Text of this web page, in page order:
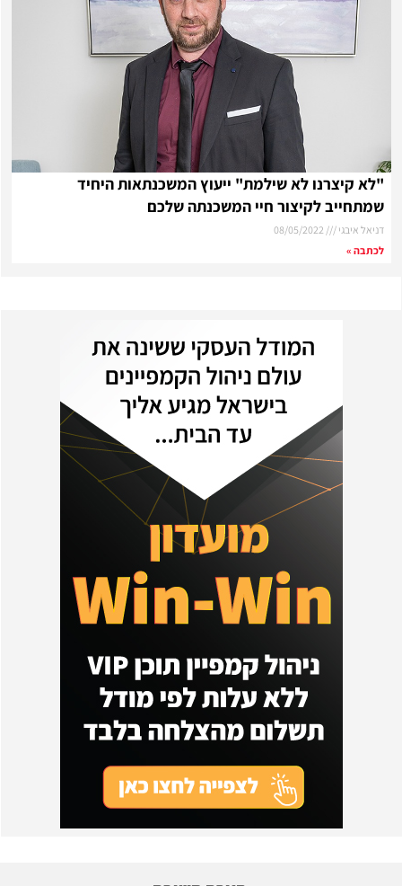
"לא קיצרנו לא שילמת" ייעוץ המשכנתאות היחיד
שמתחייב לקיצור חיי המשכנתה שלכם
דניאל איבגי
לכתבה »